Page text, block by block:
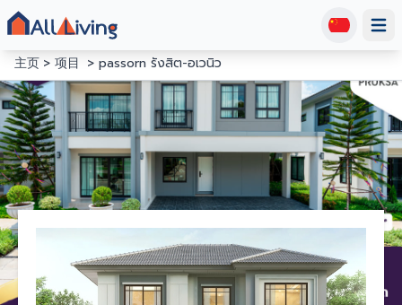
主页
项目 passorn รังสิต-อเวนิว